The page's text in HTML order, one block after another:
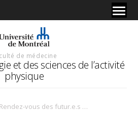
de médecine
et des sciences de l’activité
physique
Les Rendez-vous des futur.e.s étudiant.e.s